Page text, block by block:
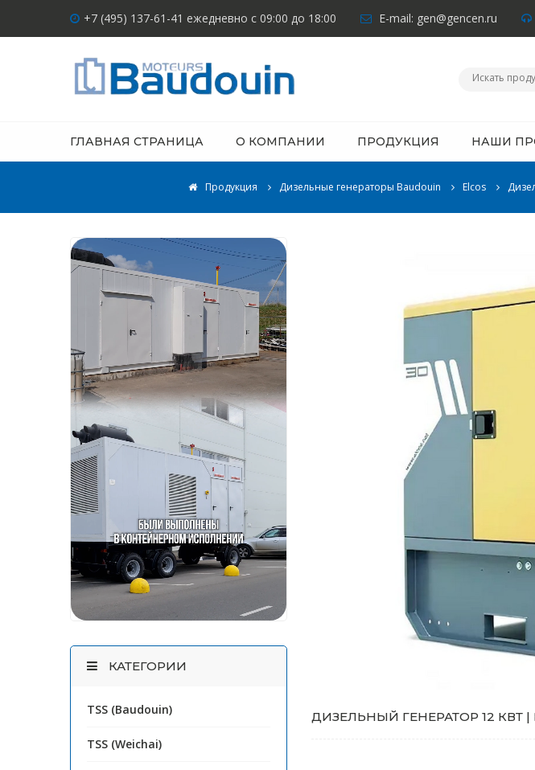
+7 (495) 137-61-41 ежедневно с 09:00 до 18:00 E-mail: gen@gencen.ru
ГЛАВНАЯ СТРАНИЦА О КОМПАНИИ ПРОДУКЦИЯ НАШИ
Продукция Дизельные генераторы Baudouin Elcos
ДИЗЕЛЬНЫЙ ГЕНЕРАТОР 12 КВТ |
КАТЕГОРИИ
TSS (Baudouin)
TSS (Weichai)